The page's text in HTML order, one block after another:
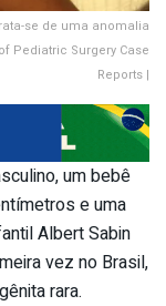
se de uma anomalia
Pediatric Surgery Case
Reports |
um bebê
e uma
Albert Sabin
vez no Brasil,
rara.